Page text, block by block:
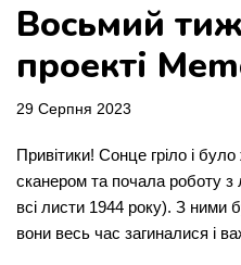
Восьмий
проекті
29 Серпня 2023
Привітики! Сонце гріло і
сканером та почала роботу
всі листи 1944 року). З ними
вони весь час загиналися і